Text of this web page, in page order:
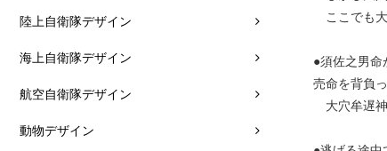
陸上自衛隊デザイン
海上自衛隊デザイン
航空自衛隊デザイン
動物デザイン
ここでも大
●須佐之男命
売命を背負
大穴牟遅神